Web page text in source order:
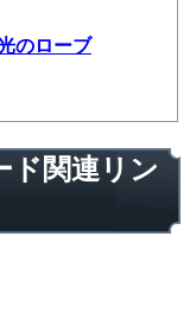
のローブ
ド関連リン